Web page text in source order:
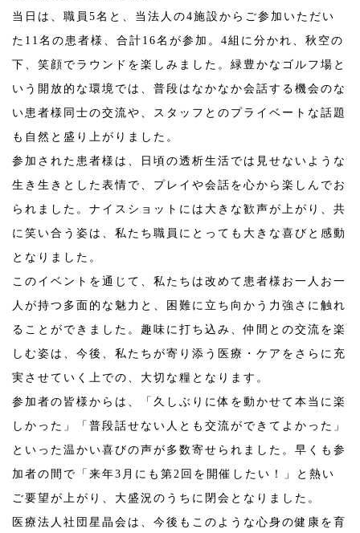
当日は、職員5名と、当法人の4施設からご参加いただい
た11名の患者様、合計16名が参加。4組に分かれ、秋空の
下、笑顔でラウンドを楽しみました。緑豊かなゴルフ場と
いう開放的な環境では、普段はなかなか会話する機会のな
い患者様同士の交流や、スタッフとのプライベートな話題
も自然と盛り上がりました。
参加された患者様は、日頃の透析生活では見せないような
生き生きとした表情で、プレイや会話を心から楽しんでお
られました。ナイスショットには大きな歓声が上がり、共
に笑い合う姿は、私たち職員にとっても大きな喜びと感動
となりました。
このイベントを通じて、私たちは改めて患者様お一人お一
人が持つ多面的な魅力と、困難に立ち向かう力強さに触れ
ることができました。趣味に打ち込み、仲間との交流を楽
しむ姿は、今後、私たちが寄り添う医療・ケアをさらに充
実させていく上での、大切な糧となります。
参加者の皆様からは、「久しぶりに体を動かせて本当に楽
しかった」「普段話せない人とも交流ができてよかった」
といった温かい喜びの声が多数寄せられました。早くも参
加者の間で「来年3月にも第2回を開催したい！」と熱い
ご要望が上がり、大盛況のうちに閉会となりました。
医療法人社団星晶会は、今後もこのような心身の健康を育